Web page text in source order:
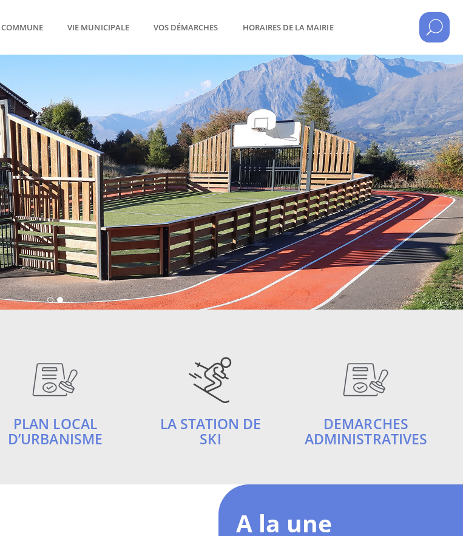
COMMUNE VIE MUNICIPALE VOS DÉMARCHES HORAIRES DE LA MAIRIE
PLAN LOCAL
D’URBANISME
LA STATION DE
SKI
DEMARCHES
ADMINISTRATIVES
A la une